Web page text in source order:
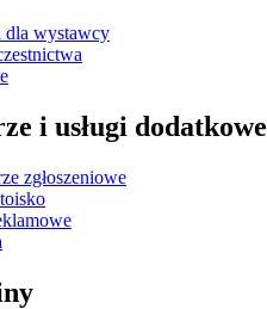
dla wystawcy
i usługi dodatkowe
zgłoszeniowe